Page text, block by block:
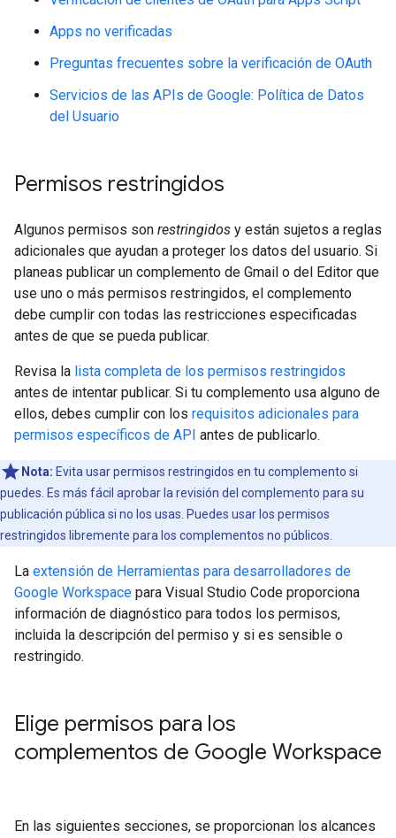
Apps no verificadas
Preguntas frecuentes sobre la verificación de OAuth
Servicios de las APIs de Google: Política de Datos
del Usuario
Permisos restringidos
Algunos permisos son restringidos y están sujetos a reglas
adicionales que ayudan a proteger los datos del usuario. Si
planeas publicar un complemento de Gmail o del Editor que
use uno o más permisos restringidos, el complemento
debe cumplir con todas las restricciones especificadas
antes de que se pueda publicar.
Revisa la lista completa de los permisos restringidos
antes de intentar publicar. Si tu complemento usa alguno de
ellos, debes cumplir con los requisitos adicionales para
permisos específicos de API antes de publicarlo.
Nota: Evita usar permisos restringidos en tu complemento si
puedes. Es más fácil aprobar la revisión del complemento para su
publicación pública si no los usas. Puedes usar los permisos
restringidos libremente para los complementos no públicos.
La extensión de Herramientas para desarrolladores de
Google Workspace para Visual Studio Code proporciona
información de diagnóstico para todos los permisos,
incluida la descripción del permiso y si es sensible o
restringido.
Elige permisos para los
complementos de Google Workspace
En las siguientes secciones, se proporcionan los alcances